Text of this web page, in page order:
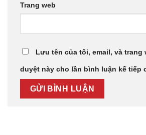
Trang web
Lưu tên của tôi, email, và trang
duyệt này cho lần bình luận kế tiếp